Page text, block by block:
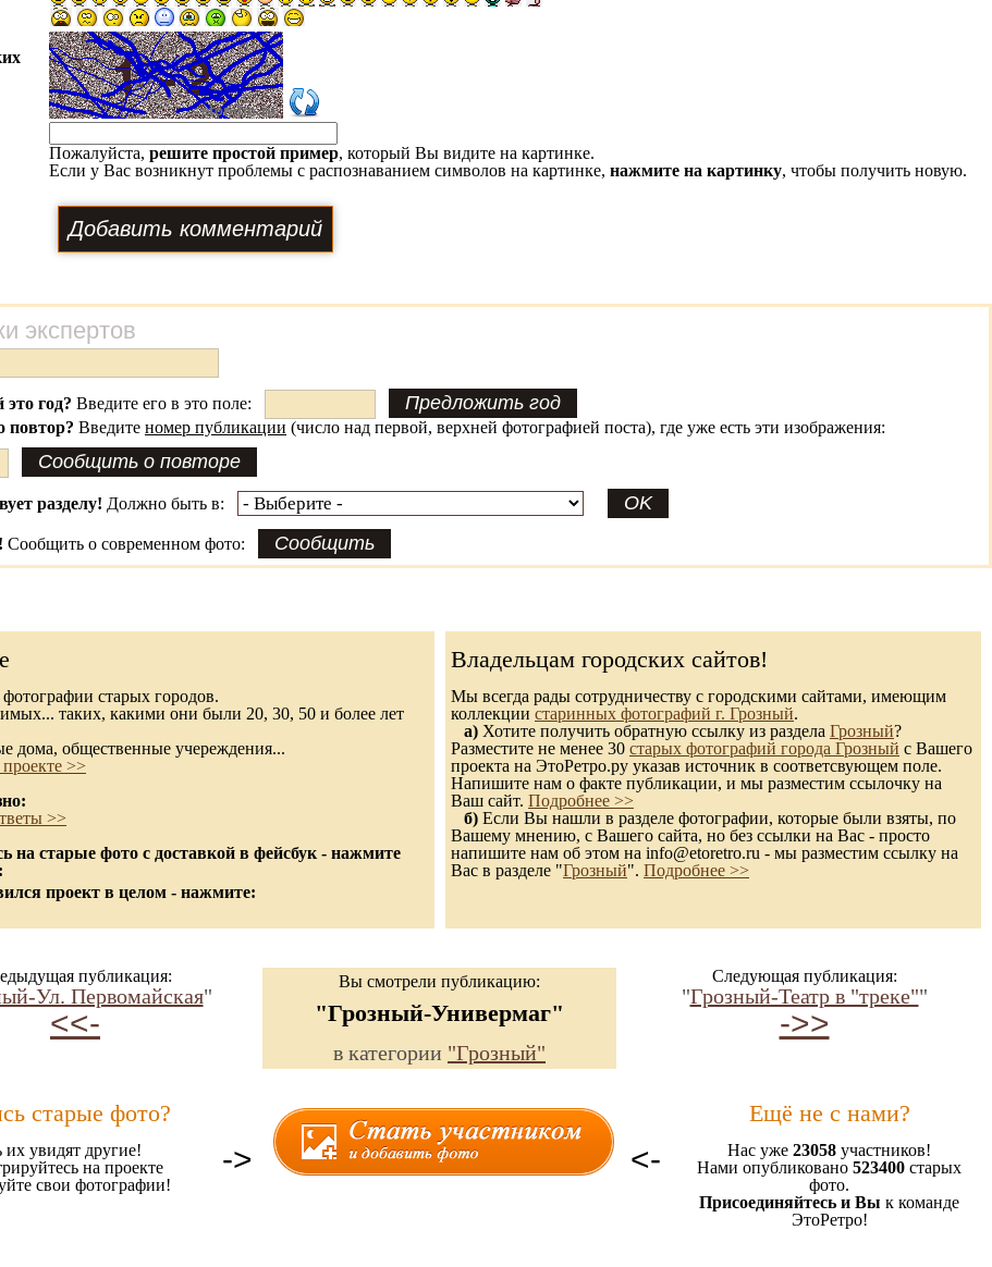
Пожалуйста, решите простой пример, который Вы видите на картинке.
Если у Вас возникнут проблемы с распознаванием символов на картинке, нажмите на картинку, чтобы получить новую.
экспертов
это год? Введите его в это поле:
повтор? Введите номер публикации (число над первой, верхней фотографией поста), где уже есть эти изображения:
разделу! Должно быть в:
Сообщить о современном фото:
фотографии старых городов.
таких, какими они были 20, 30, 50 и более лет
дома, общественные учереждения...
>>
>>
на старые фото с доставкой в фейсбук - нажмите
проект в целом - нажмите:
Владельцам городских сайтов!
Мы всегда рады сотрудничеству с городскими сайтами, имеющим
коллекции старинных фотографий г. Грозный.
а) Хотите получить обратную ссылку из раздела Грозный?
Разместите не менее 30 старых фотографий города Грозный с Вашего
проекта на ЭтоРетро.ру указав источник в соответсвующем поле.
Напишите нам о факте публикации, и мы разместим ссылочку на
Ваш сайт. Подробнее >>
б) Если Вы нашли в разделе фотографии, которые были взяты, по
Вашему мнению, с Вашего сайта, но без ссылки на Вас - просто
напишите нам об этом на info@etoretro.ru - мы разместим ссылку на
Вас в разделе "Грозный". Подробнее >>
публикация:
Ул. Первомайская"
<<-
Вы смотрели публикацию:
"Грозный-Универмаг"
в категории "Грозный"
Следующая публикация:
"Грозный-Театр в "треке""
->>
старые фото?
их увидят другие!
на проекте
свои фотографии!
-> <-
Ещё не с нами?
Нас уже 23058 участников!
Нами опубликовано 523400 старых
фото.
Присоединяйтесь и Вы к команде
ЭтоРетро!